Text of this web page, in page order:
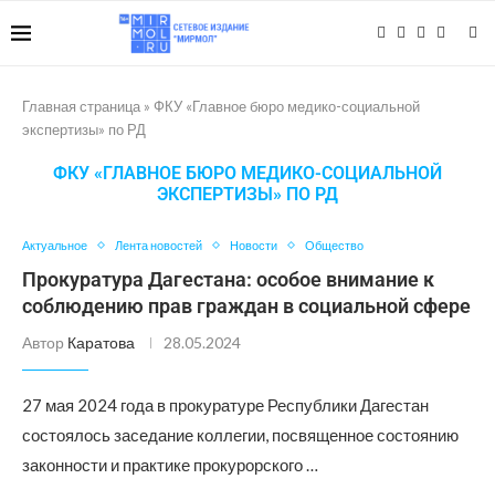
Главная страница » ФКУ «Главное бюро медико-социальной
экспертизы» по РД
ФКУ «ГЛАВНОЕ БЮРО МЕДИКО-СОЦИАЛЬНОЙ
ЭКСПЕРТИЗЫ» ПО РД
Актуальное Лента новостей Новости Общество
Прокуратура Дагестана: особое внимание к
соблюдению прав граждан в социальной сфере
Автор Каратова 28.05.2024
27 мая 2024 года в прокуратуре Республики Дагестан
состоялось заседание коллегии, посвященное состоянию
законности и практике прокурорского …